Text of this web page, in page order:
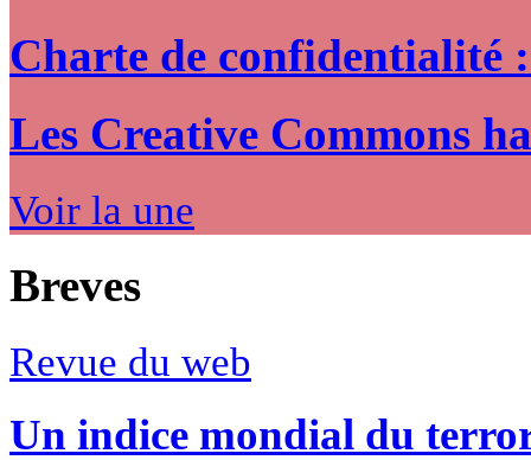
Charte de confidentialité
Les Creative Commons
Voir la une
Breves
Revue du web
Un indice mondial du